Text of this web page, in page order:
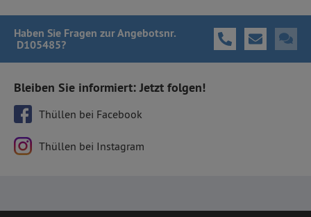
Haben Sie Fragen zur Angebotsnr.
D105485?
Bleiben Sie informiert: Jetzt folgen!
Thüllen bei Facebook
Thüllen bei Instagram